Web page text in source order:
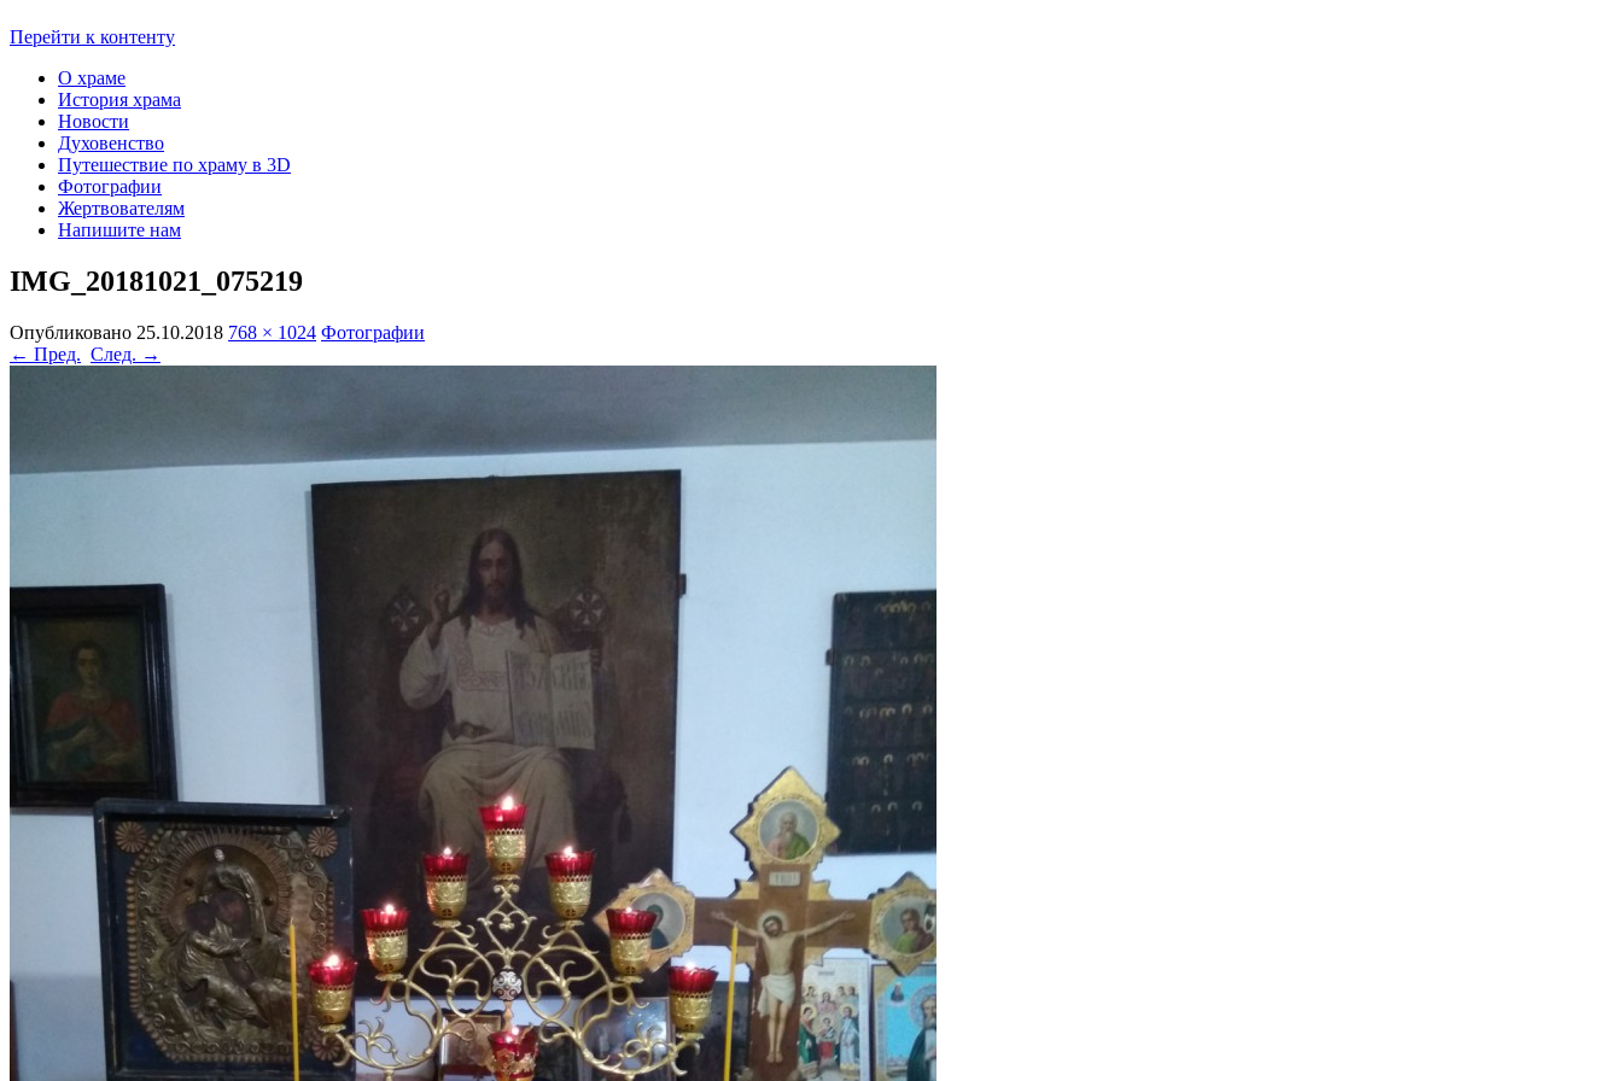
Перейти к контенту
О храме
История храма
Новости
Духовенство
Путешествие по храму в 3D
Фотографии
Жертвователям
Напишите нам
IMG_20181021_075219
Опубликовано 25.10.2018 768 × 1024 Фотографии
← Пред. След. →